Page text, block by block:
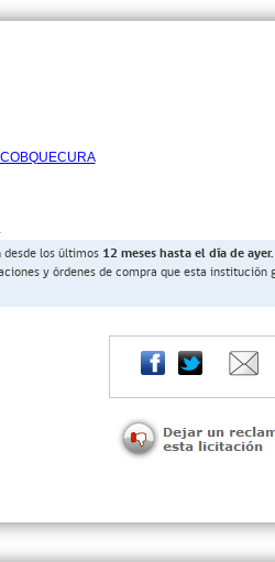
los últimos 12 meses hasta el día de ayer.
y órdenes de compra que esta institución